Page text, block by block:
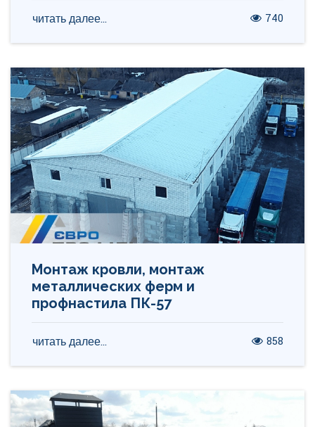
читать далее... 740
Монтаж кровли, монтаж
металлических ферм и
профнастила ПК-57
читать далее... 858